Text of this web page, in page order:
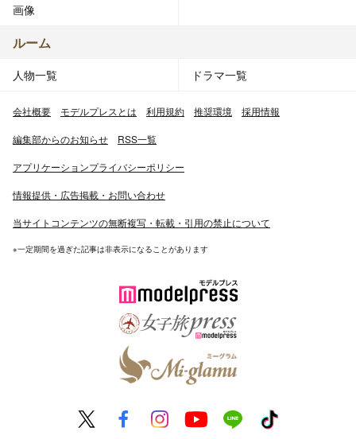
画像
ルーム
人物一覧 ドラマ一覧
会社概要 モデルプレスとは 利用規約 推奨環境 採用情報
編集部からのお知らせ RSS一覧
アプリケーションプライバシーポリシー
情報提供・広告掲載・お問い合わせ
当サイトコンテンツの無断複写・転載・引用の禁止について
※一定期間を過ぎた記事は非表示になることがあります